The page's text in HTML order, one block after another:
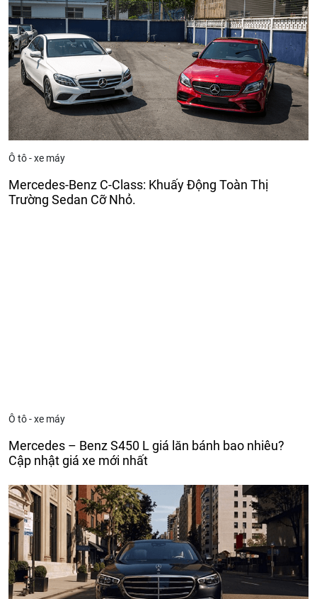
Ô tô - xe máy
Mercedes-Benz C-Class: Khuấy Động Toàn Thị
Trường Sedan Cỡ Nhỏ.
Ô tô - xe máy
Mercedes – Benz S450 L giá lăn bánh bao nhiêu?
Cập nhật giá xe mới nhất